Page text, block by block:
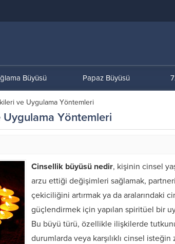
Büyüsü Papaz Büyüsü
ve Uygulama Yöntemleri
Yöntemleri
Cinsellik büyüsü nedir, kişinin cinsel
arzu ettiği değişimleri sağlamak,
çekiciliğini artırmak ya da aralarındaki
güçlendirmek için yapılan spiritüel bir
Bu büyü türü, özellikle ilişkilerde
durumlarda veya karşılıklı cinsel isteğin